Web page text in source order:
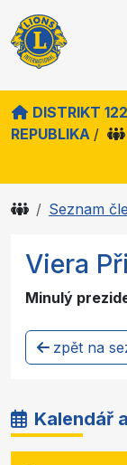
DISTRIKT
REPUBLIKA /
Seznam
Viera
Minulý
zpět na
Kalendář